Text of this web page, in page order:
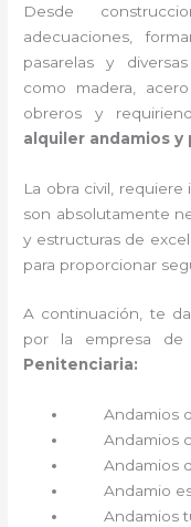
Desde
adecuaciones,
pasarelas y
como madera,
obreros y
alquiler andamios
La obra civil,
son absolutamente
y estructuras de
para proporcionar
A continuación, te
por la empresa de
Penitenciaria:
Andamios
Andamios
Andamios
Andamio
Andamios